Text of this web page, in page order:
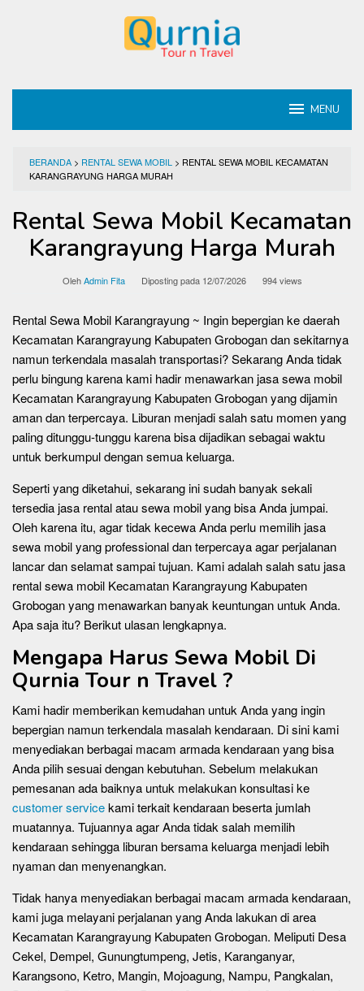
MENU
BERANDA > RENTAL SEWA MOBIL > RENTAL SEWA MOBIL KECAMATAN
KARANGRAYUNG HARGA MURAH
Rental Sewa Mobil Kecamatan
Karangrayung Harga Murah
OlehAdmin Fita Diposting pada 12/07/2026 994 views
Rental Sewa Mobil Karangrayung ~ Ingin bepergian ke daerah
Kecamatan Karangrayung Kabupaten Grobogan dan sekitarnya
namun terkendala masalah transportasi? Sekarang Anda tidak
perlu bingung karena kami hadir menawarkan jasa sewa mobil
Kecamatan Karangrayung Kabupaten Grobogan yang dijamin
aman dan terpercaya. Liburan menjadi salah satu momen yang
paling ditunggu-tunggu karena bisa dijadikan sebagai waktu
untuk berkumpul dengan semua keluarga.
Seperti yang diketahui, sekarang ini sudah banyak sekali
tersedia jasa rental atau sewa mobil yang bisa Anda jumpai.
Oleh karena itu, agar tidak kecewa Anda perlu memilih jasa
sewa mobil yang professional dan terpercaya agar perjalanan
lancar dan selamat sampai tujuan. Kami adalah salah satu jasa
rental sewa mobil Kecamatan Karangrayung Kabupaten
Grobogan yang menawarkan banyak keuntungan untuk Anda.
Apa saja itu? Berikut ulasan lengkapnya.
Mengapa Harus Sewa Mobil Di
Qurnia Tour n Travel ?
Kami hadir memberikan kemudahan untuk Anda yang ingin
bepergian namun terkendala masalah kendaraan. Di sini kami
menyediakan berbagai macam armada kendaraan yang bisa
Anda pilih sesuai dengan kebutuhan. Sebelum melakukan
pemesanan ada baiknya untuk melakukan konsultasi ke
customer servicekami terkait kendaraan beserta jumlah
muatannya. Tujuannya agar Anda tidak salah memilih
kendaraan sehingga liburan bersama keluarga menjadi lebih
nyaman dan menyenangkan.
Tidak hanya menyediakan berbagai macam armada kendaraan,
kami juga melayani perjalanan yang Anda lakukan di area
Kecamatan Karangrayung Kabupaten Grobogan. Meliputi Desa
Cekel, Dempel, Gunungtumpeng, Jetis, Karanganyar,
Karangsono, Ketro, Mangin, Mojoagung, Nampu, Pangkalan,